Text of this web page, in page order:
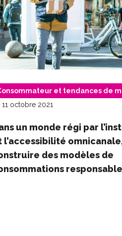
et tendances de
11 octobre 2021
un monde régi par
l’accessibilité
des modèles de